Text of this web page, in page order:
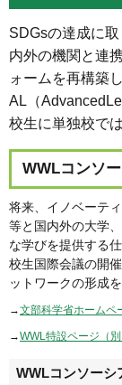
SDGsの達成に
内外の機関と連
ォームを再構築
AL（
校生に単独校で
WWLコンソ
将来、イノベーテ
等と国内外の大学
な学びを提供する
校生国際会議の開
ットワークの形成
→文部科学省ホームペ
→WWL特設ページ（
WWLコンソーシ